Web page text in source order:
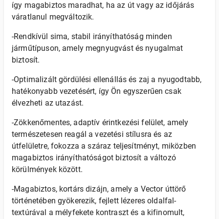
így magabiztos maradhat, ha az út vagy az időjárás
váratlanul megváltozik.
-Rendkívül sima, stabil irányíthatóság minden
járműtípuson, amely megnyugvást és nyugalmat
biztosít.
-Optimalizált gördülési ellenállás és zaj a nyugodtabb,
hatékonyabb vezetésért, így Ön egyszerűen csak
élvezheti az utazást.
-Zökkenőmentes, adaptív érintkezési felület, amely
természetesen reagál a vezetési stílusra és az
útfelületre, fokozza a száraz teljesítményt, miközben
magabiztos irányíthatóságot biztosít a változó
körülmények között.
-Magabiztos, kortárs dizájn, amely a Vector úttörő
történetében gyökerezik, fejlett lézeres oldalfal-
textúrával a mélyfekete kontraszt és a kifinomult,